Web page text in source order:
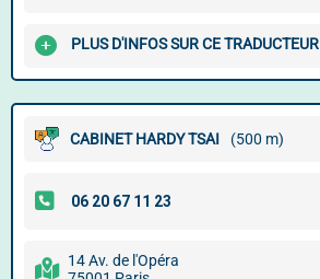
PLUS D'INFOS SUR CE TRADUCTEUR
CABINET HARDY TSAI (500 m)
14 Av. de l'Opéra